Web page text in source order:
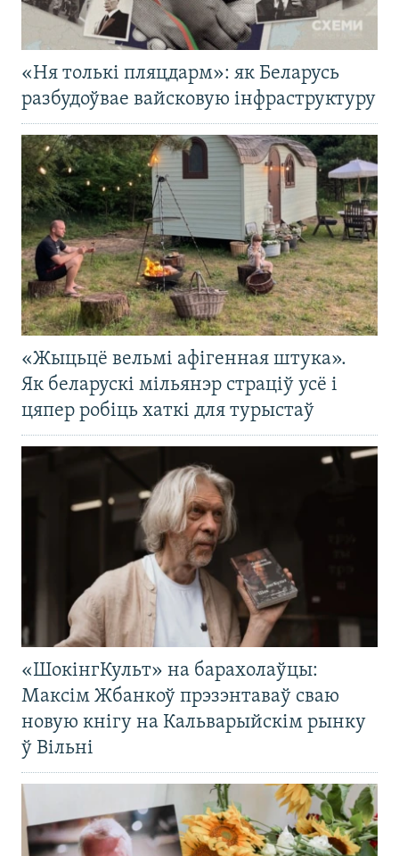
«Ня толькі пляцдарм»: як Беларусь
разбудоўвае вайсковую інфраструктуру
«Жыцьцё вельмі афігенная штука».
Як беларускі мільянэр страціў усё і
цяпер робіць хаткі для турыстаў
«ШокінгКульт» на барахолаўцы:
Максім Жбанкоў прэзэнтаваў сваю
новую кнігу на Кальварыйскім рынку
ў Вільні